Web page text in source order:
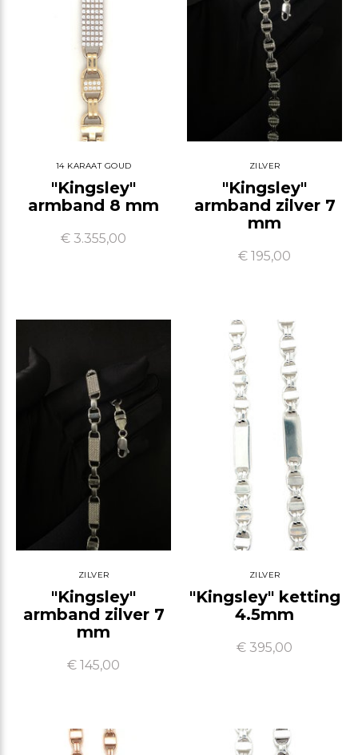
14 KARAAT GOUD
"Kingsley"
armband 8 mm
€ 3.355,00
ZILVER
"Kingsley"
armband zilver 7
mm
€ 195,00
ZILVER
"Kingsley"
armband zilver 7
mm
€ 145,00
ZILVER
"Kingsley" ketting
4.5mm
€ 395,00